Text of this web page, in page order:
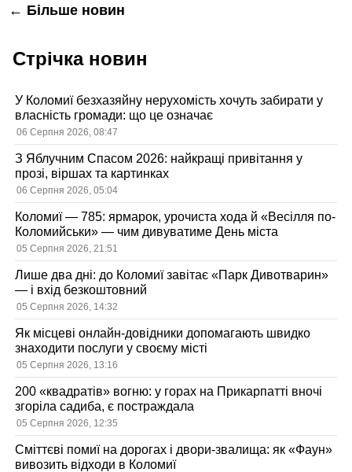
Навігація
записами
← Більше новин
Стрічка новин
У Коломиї безхазяйну нерухомість хочуть забирати у
власність громади: що це означає
06 Серпня 2026, 08:47
З Яблучним Спасом 2026: найкращі привітання у
прозі, віршах та картинках
06 Серпня 2026, 05:04
Коломиї — 785: ярмарок, урочиста хода й «Весілля по-
Коломийськи» — чим дивуватиме День міста
05 Серпня 2026, 21:51
Лише два дні: до Коломиї завітає «Парк Дивотварин»
— і вхід безкоштовний
05 Серпня 2026, 14:32
Як місцеві онлайн-довідники допомагають швидко
знаходити послуги у своєму місті
05 Серпня 2026, 13:16
200 «квадратів» вогню: у горах на Прикарпатті вночі
згоріла садиба, є постраждала
05 Серпня 2026, 12:35
Сміттєві помиї на дорогах і двори-звалища: як «Фаун»
вивозить відходи в Коломиї